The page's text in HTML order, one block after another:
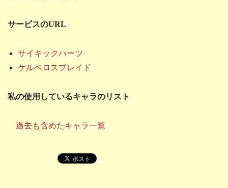
サービスのURL
サイキックハーツ
ケルベロスブレイド
私の使用しているキャラのリスト
過去も含めたキャラ一覧